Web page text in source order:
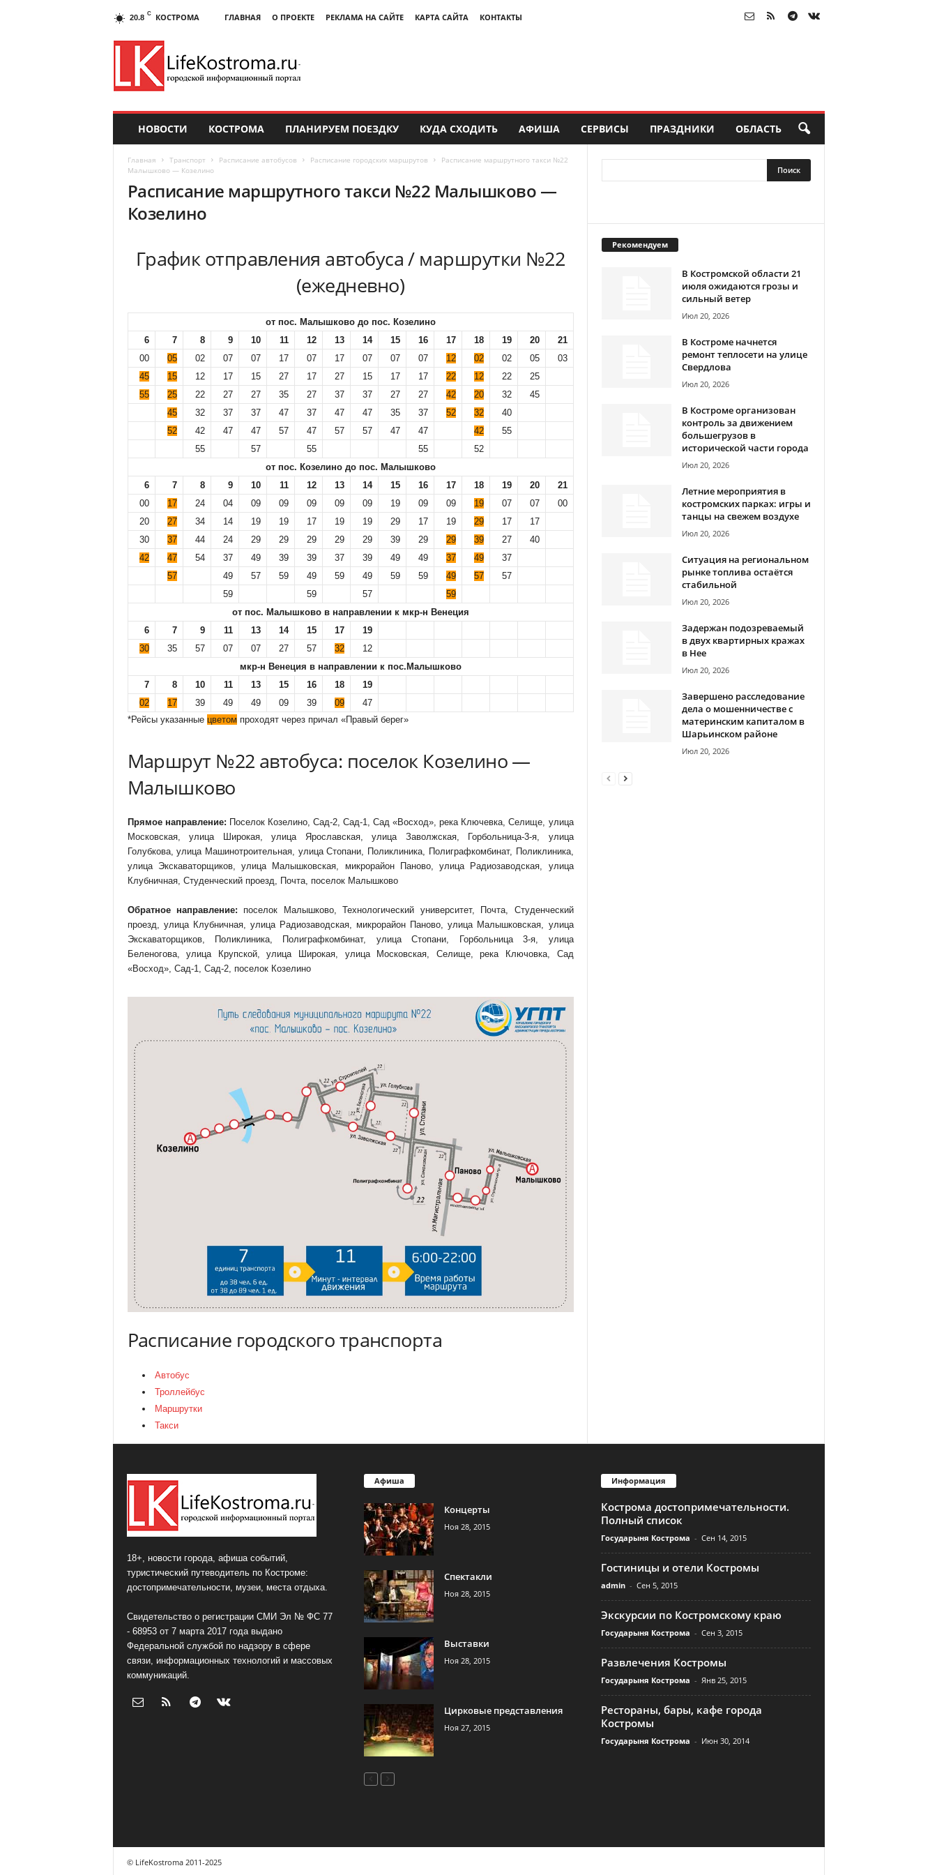
20.8 C КОСТРОМА ГЛАВНАЯ О ПРОЕКТЕ РЕКЛАМА НА САЙТЕ КАРТА САЙТА КОНТАКТЫ
НОВОСТИ КОСТРОМА ПЛАНИРУЕМ ПОЕЗДКУ КУДА СХОДИТЬ АФИША СЕРВИСЫ ПРАЗДНИКИ ОБЛАСТЬ
Главная Транспорт Расписание автобусов Расписание городских маршрутов
Расписание маршрутного такси №22
Малышково — Козелино
Расписание маршрутного такси №22 Малышково —
Козелино
График отправления автобуса / маршрутки №22
(ежедневно)
от пос. Малышково до пос. Козелино
6
7 8 9 10 11 12 13 14 15 16 17 18 19 20
21
00
05 02 07 07 17 07 17 07 07 07 12 02 02 05
03
45
15 12 17 15 27 17 27 15 17 17 22 12 22
25
55
25 22 27 27 35 27 37 37 27 27 42 20 32
45
45
32 37 37 47 37 47 47 35 37 52 32
40
52
42 47 47 57 47 57 57 47 47 42
55
55
57 55 55
52
от пос. Козелино до пос. Малышково
6
7 8 9 10 11 12 13 14 15 16 17 18 19 20
21
00
17 24 04 09 09 09 09 09 19 09 09 19 07 07
00
20
27 34 14 19 19 17 19 19 29 17 19 29 17
17
30
37 44 24 29 29 29 29 29 39 29 29 39 27
40
42
47 54 37 49 39 39 37 39 49 49 37 49
37
57
49 57 59 49 59 49 59 59 49 57
57
59
59 57
59
от пос. Малышково в направлении к мкр-н Венеция
6
7 9 11 13 14 15 17
19
30
35 57 07 07 27 57 32
12
мкр-н Венеция в направлении к пос.Малышково
7
8 10 11 13 15 16 18
19
02
17 39 49 49 09 39 09
47
*Рейсы указанные цветом проходят через причал «Правый берег»
Маршрут №22 автобуса: поселок Козелино —
Малышково
Прямое направление: Поселок Козелино, Сад-2, Сад-1, Сад «Восход», река Ключевка, Селище, улица
Московская, улица Широкая, улица Ярославская, улица Заволжская, Горбольница-3-я, улица
Голубкова, улица Машинотроительная, улица Стопани, Поликлиника, Полиграфкомбинат, Поликлиника,
улица Экскаваторщиков, улица Малышковская, микрорайон Паново, улица Радиозаводская, улица
Клубничная, Студенческий проезд, Почта, поселок Малышково
Обратное направление: поселок Малышково, Технологический университет, Почта, Студенческий
проезд, улица Клубничная, улица Радиозаводская, микрорайон Паново, улица Малышковская, улица
Экскаваторщиков, Поликлиника, Полиграфкомбинат, улица Стопани, Горбольница 3-я, улица
Беленогова, улица Крупской, улица Широкая, улица Московская, Селище, река Ключовка, Сад
«Восход», Сад-1, Сад-2, поселок Козелино
Расписание городского транспорта
Автобус
Троллейбус
Маршрутки
Такси
Рекомендуем
В Костромской области 21
июля ожидаются грозы и
сильный ветер
Июл 20, 2026
В Костроме начнется
ремонт теплосети на улице
Свердлова
Июл 20, 2026
В Костроме организован
контроль за движением
большегрузов в
исторической части города
Июл 20, 2026
Летние мероприятия в
костромских парках: игры и
танцы на свежем воздухе
Июл 20, 2026
Ситуация на региональном
рынке топлива остаётся
стабильной
Июл 20, 2026
Задержан подозреваемый
в двух квартирных кражах
в Нее
Июл 20, 2026
Завершено расследование
дела о мошенничестве с
материнским капиталом в
Шарьинском районе
Июл 20, 2026
18+, новости города, афиша событий,
туристический путеводитель по Костроме:
достопримечательности, музеи, места отдыха.
Свидетельство о регистрации СМИ Эл № ФС 77
- 68953 от 7 марта 2017 года выдано
Федеральной службой по надзору в сфере
связи, информационных технологий и массовых
коммуникаций.
Афиша
Концерты
Ноя 28, 2015
Спектакли
Ноя 28, 2015
Выставки
Ноя 28, 2015
Цирковые представления
Ноя 27, 2015
Информация
Кострома достопримечательности.
Полный список
Государыня Кострома - Сен 14, 2015
Гостиницы и отели Костромы
admin - Сен 5, 2015
Экскурсии по Костромскому краю
Государыня Кострома - Сен 3, 2015
Развлечения Костромы
Государыня Кострома - Янв 25, 2015
Рестораны, бары, кафе города
Костромы
Государыня Кострома - Июн 30, 2014
© LifeKostroma 2011-2025